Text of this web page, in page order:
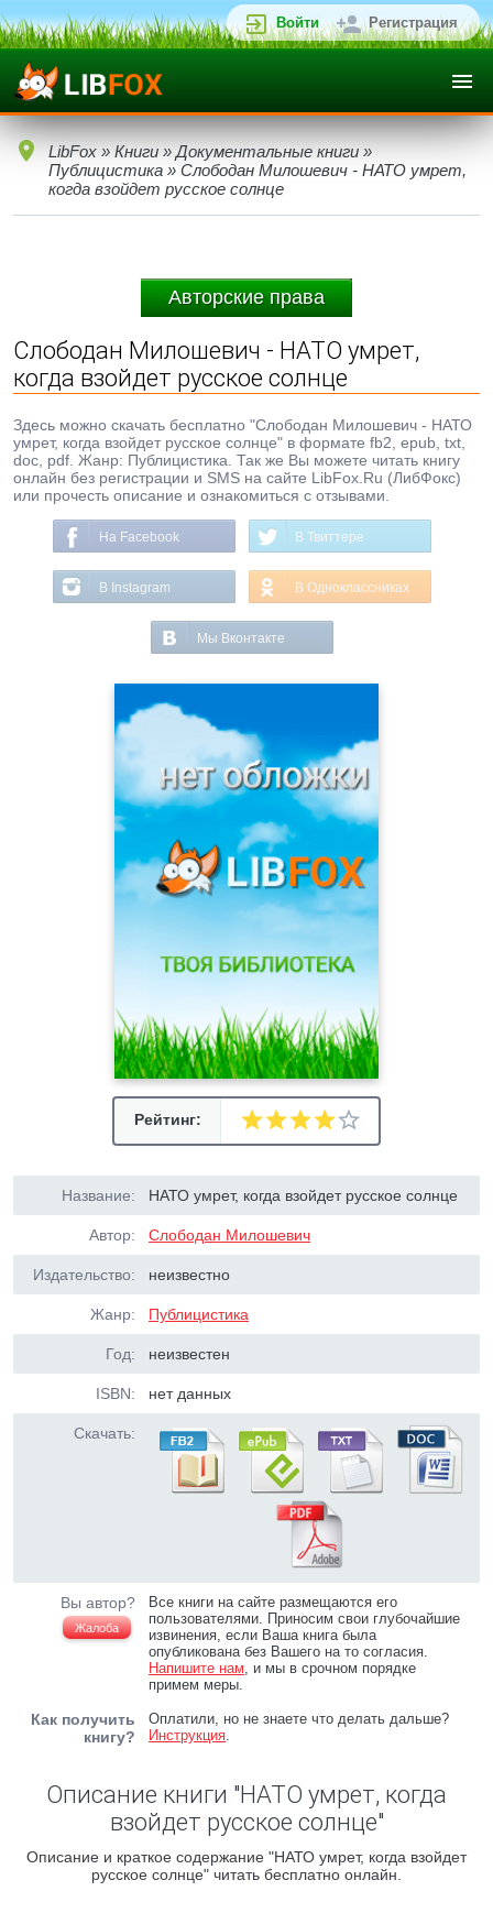
Войти Регистрация
LibFox » Книги » Документальные книги »
Публицистика » Слободан Милошевич - НАТО умрет,
когда взойдет русское солнце
Авторские права
Слободан Милошевич - НАТО умрет,
когда взойдет русское солнце
Здесь можно скачать бесплатно "Слободан Милошевич - НАТО
умрет, когда взойдет русское солнце" в формате fb2, epub, txt,
doc, pdf. Жанр: Публицистика. Так же Вы можете читать книгу
онлайн без регистрации и SMS на сайте LibFox.Ru (ЛибФокс)
или прочесть описание и ознакомиться с отзывами.
На Facebook В Твиттере
В Instagram В Одноклассниках
Мы Вконтакте
Рейтинг:
Название: НАТО умрет, когда взойдет русское солнце
Автор: Слободан Милошевич
Издательство: неизвестно
Жанр: Публицистика
Год: неизвестен
ISBN: нет данных
Скачать:
Вы автор?
Жалоба
Все книги на сайте размещаются его
пользователями. Приносим свои глубочайшие
извинения, если Ваша книга была
опубликована без Вашего на то согласия.
Напишите нам, и мы в срочном порядке
примем меры.
Как получить
книгу?
Оплатили, но не знаете что делать дальше?
Инструкция.
Описание книги "НАТО умрет, когда
взойдет русское солнце"
Описание и краткое содержание "НАТО умрет, когда взойдет
русское солнце" читать бесплатно онлайн.